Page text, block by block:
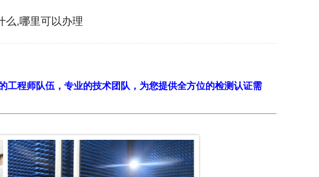
么,哪里可以办理
程师队伍，专业的技术团队，为您提供全方位的检测认证需